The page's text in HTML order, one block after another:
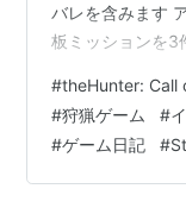
バレを含みます
板ミッションを3
イト広告を利用
成する ストーリ
てある掲示板ミ
【掲示板ミッシ
#theHunter: Call
#狩猟ゲーム #
#ゲーム日記 #